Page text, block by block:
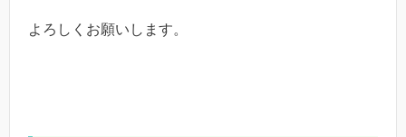
よろしくお願いします。